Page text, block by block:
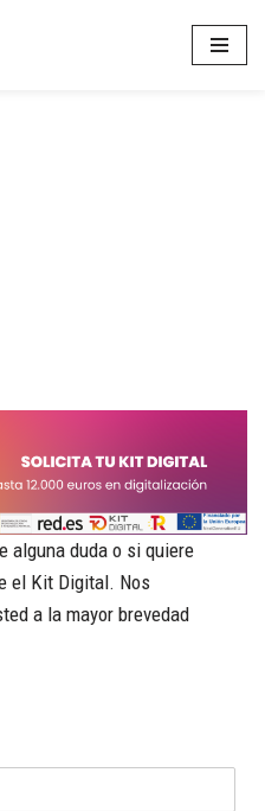
alguna duda o si quiere
el Kit Digital. Nos
a la mayor brevedad